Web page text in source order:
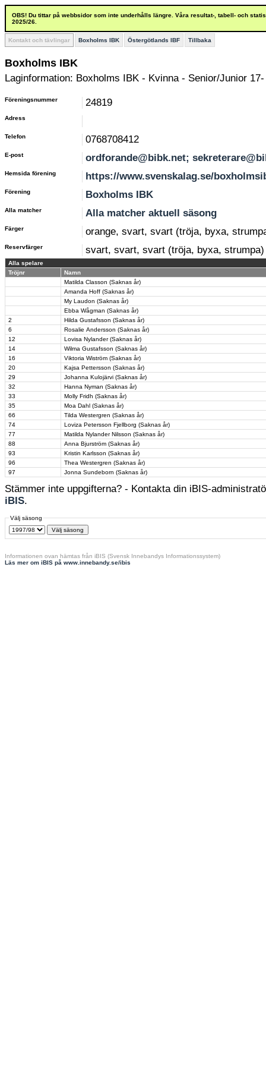
OBS! Du tittar på webbsidor som inte underhålls längre. Våra resultat-, tabell- och
2025/26.
Kontakt och tävlingar Boxholms IBK Östergötlands IBF Tillbaka
Boxholms IBK
Laginformation: Boxholms IBK - Kvinna - Senior/Junior
Föreningsnummer 24819
Adress
Telefon 0768708412
E-post ordforande@bibk.net;
Hemsida förening https://www.svenskalag.se/
Förening Boxholms IBK
Alla matcher Alla matcher aktuell säsong
Färger orange, svart, svart (tröja, byxa,
Reservfärger svart, svart, svart (tröja, byxa, strumpa)
Alla spelare
Tröjnr
Namn
Matilda Classon (Saknas år)
Amanda Hoff (Saknas år)
My Laudon (Saknas år)
Ebba Wågman (Saknas år)
2
Hilda Gustafsson (Saknas år)
6
Rosalie Andersson (Saknas år)
12
Lovisa Nylander (Saknas år)
14
Wilma Gustafsson (Saknas år)
16
Viktoria Wiström (Saknas år)
20
Kajsa Pettersson (Saknas år)
29
Johanna Kulojärvi (Saknas år)
32
Hanna Nyman (Saknas år)
33
Molly Fridh (Saknas år)
35
Moa Dahl (Saknas år)
66
Tilda Westergren (Saknas år)
74
Loviza Petersson Fjellborg (Saknas år)
77
Matilda Nylander Nilsson (Saknas år)
88
Anna Bjurström (Saknas år)
93
Kristin Karlsson (Saknas år)
96
Thea Westergren (Saknas år)
97
Jonna Sundeborn (Saknas år)
Stämmer inte uppgifterna? - Kontakta din iBIS-
iBIS.
Välj säsong
Informationen ovan hämtas från iBIS (Svensk Innebandys Informationssystem)
Läs mer om iBIS på www.innebandy.se/ibis